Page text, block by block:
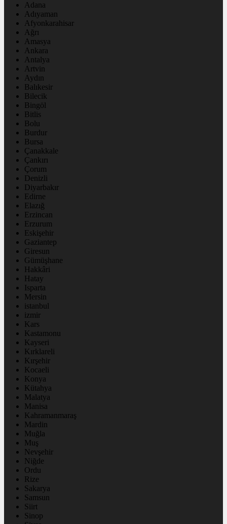
Adana
Adıyaman
Afyonkarahisar
Ağrı
Amasya
Ankara
Antalya
Artvin
Aydın
Balıkesir
Bilecik
Bingöl
Bitlis
Bolu
Burdur
Bursa
Çanakkale
Çankırı
Çorum
Denizli
Diyarbakır
Edirne
Elazığ
Erzincan
Erzurum
Eskişehir
Gaziantep
Giresun
Gümüşhane
Hakkâri
Hatay
Isparta
Mersin
istanbul
izmir
Kars
Kastamonu
Kayseri
Kırklareli
Kırşehir
Kocaeli
Konya
Kütahya
Malatya
Manisa
Kahramanmaraş
Mardin
Muğla
Muş
Nevşehir
Niğde
Ordu
Rize
Sakarya
Samsun
Siirt
Sinop